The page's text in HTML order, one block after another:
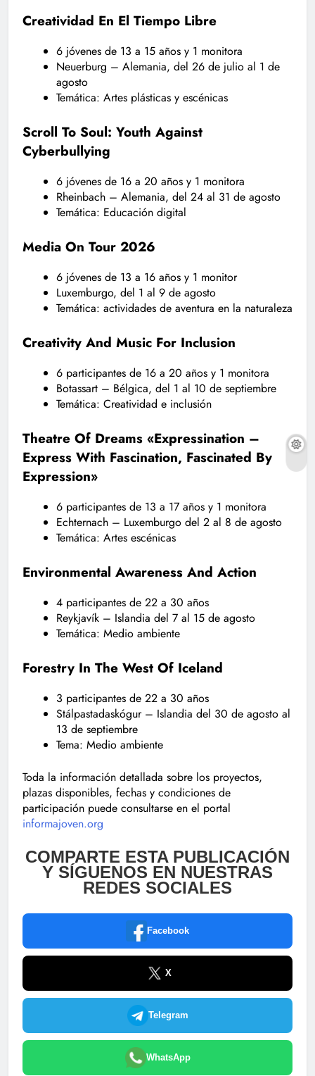
Creatividad En El Tiempo Libre
6 jóvenes de 13 a 15 años y 1 monitora
Neuerburg – Alemania, del 26 de julio al 1 de
agosto
Temática: Artes plásticas y escénicas
Scroll To Soul: Youth Against
Cyberbullying
6 jóvenes de 16 a 20 años y 1 monitora
Rheinbach – Alemania, del 24 al 31 de agosto
Temática: Educación digital
Media On Tour 2026
6 jóvenes de 13 a 16 años y 1 monitor
Luxemburgo, del 1 al 9 de agosto
Temática: actividades de aventura en la naturaleza
Creativity And Music For Inclusion
6 participantes de 16 a 20 años y 1 monitora
Botassart – Bélgica, del 1 al 10 de septiembre
Temática: Creatividad e inclusión
Theatre Of Dreams «Expressination –
Express With Fascination, Fascinated By
Expression»
6 participantes de 13 a 17 años y 1 monitora
Echternach – Luxemburgo del 2 al 8 de agosto
Temática: Artes escénicas
Environmental Awareness And Action
4 participantes de 22 a 30 años
Reykjavík – Islandia del 7 al 15 de agosto
Temática: Medio ambiente
Forestry In The West Of Iceland
3 participantes de 22 a 30 años
Stálpastadaskógur – Islandia del 30 de agosto al
13 de septiembre
Tema: Medio ambiente
Toda la información detallada sobre los proyectos,
plazas disponibles, fechas y condiciones de
participación puede consultarse en el portal
informajoven.org
COMPARTE ESTA PUBLICACIÓN
Y SÍGUENOS EN NUESTRAS
REDES SOCIALES
Facebook
X
Telegram
WhatsApp